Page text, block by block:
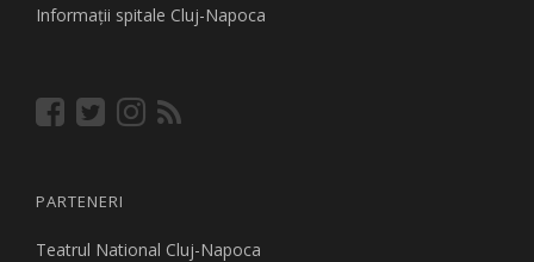
Informaţii spitale Cluj-Napoca
PARTENERI
Teatrul National Cluj-Napoca